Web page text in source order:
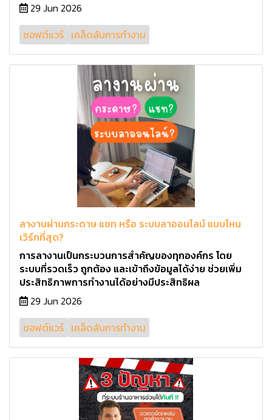
29 Jun 2026
ซอฟต์แวร์ เคล็ดลับการทำงาน
ลางานผ่านกระดาษ แชท หรือ ระบบลาออนไลน์ แบบไหน
เวิร์กที่สุด?
การลางานเป็นกระบวนการสำคัญของทุกองค์กร โดย
ระบบที่รวดเร็ว ถูกต้อง และเข้าถึงข้อมูลได้ง่าย ช่วยเพิ่ม
ประสิทธิภาพการทำงานได้อย่างมีประสิทธิผล
29 Jun 2026
ซอฟต์แวร์ เคล็ดลับการทำงาน